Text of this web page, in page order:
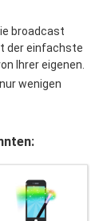
broadcast
der einfachste
Ihrer eigenen.
wenigen